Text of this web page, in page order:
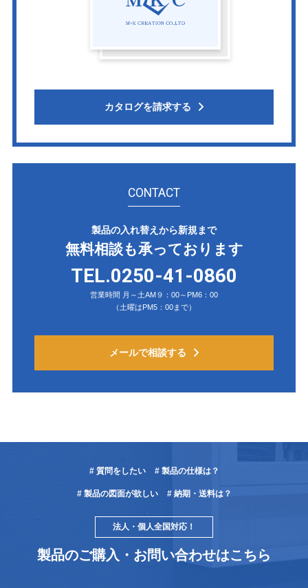
カタログを請求する
CONTACT
製品の入れ替えから新規まで
無料相談も承っております
TEL.0250-41-0860
営業時間 月～土AM９：00～PM6：00
（土曜はPM5：00まで）
メールで相談する
# 質問をしたい # 製品の仕様は？
# 製品の図面が欲しい # 納期・送料は？
法人・個人全国対応！
製品のご購入・お問い合わせはこちら